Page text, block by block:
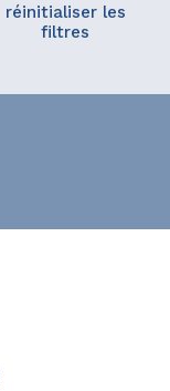
réinitialiser les
filtres